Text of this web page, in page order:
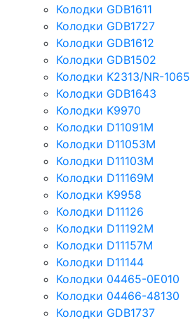
Колодки GDB1611
Колодки GDB1727
Колодки GDB1612
Колодки GDB1502
Колодки K2313/NR-1065
Колодки GDB1643
Колодки K9970
Колодки D11091M
Колодки D11053M
Колодки D11103M
Колодки D11169M
Колодки K9958
Колодки D11126
Колодки D11192M
Колодки D11157M
Колодки D11144
Колодки 04465-0E010
Колодки 04466-48130
Колодки GDB1737